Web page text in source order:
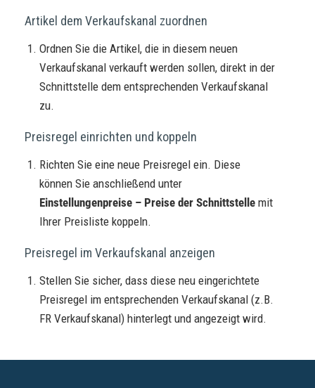
Artikel dem Verkaufskanal zuordnen
Ordnen Sie die Artikel, die in diesem neuen
Verkaufskanal verkauft werden sollen, direkt in der
Schnittstelle dem entsprechenden Verkaufskanal
zu.
Preisregel einrichten und koppeln
Richten Sie eine neue Preisregel ein. Diese
können Sie anschließend unter
Einstellungenpreise – Preise der Schnittstelle mit
Ihrer Preisliste koppeln.
Preisregel im Verkaufskanal anzeigen
Stellen Sie sicher, dass diese neu eingerichtete
Preisregel im entsprechenden Verkaufskanal (z.B.
FR Verkaufskanal) hinterlegt und angezeigt wird.